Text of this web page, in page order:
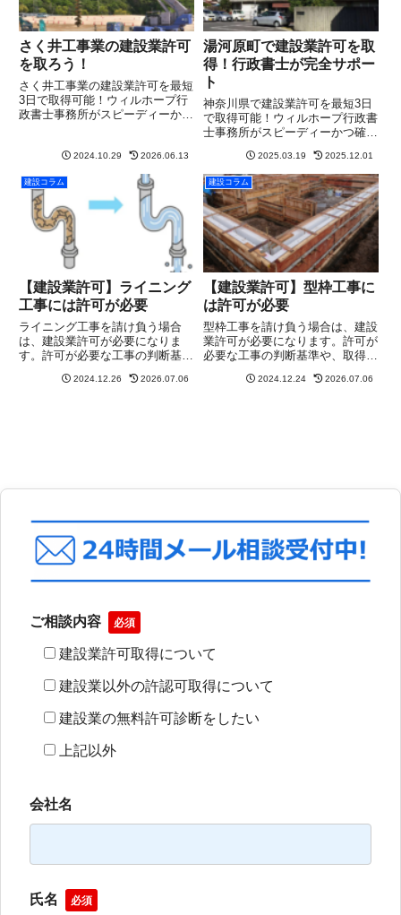
さく井工事業の建設業許可
を取ろう！
さく井工事業の建設業許可を最短
3日で取得可能！ウィルホープ行
政書士事務所がスピーディーかつ
2024.10.29 2026.06.13
湯河原町で建設業許可を取
得！行政書士が完全サポー
ト
神奈川県で建設業許可を最短3日
で取得可能！ウィルホープ行政書
士事務所がスピーディーかつ確実
2025.03.19 2025.12.01
建設コラム
【建設業許可】ライニング
工事には許可が必要
ライニング工事を請け負う場合
は、建設業許可が必要になりま
す。許可が必要な工事の判断基準
ついてわかりやすく解説します。
2024.12.26 2026.07.06
建設コラム
【建設業許可】型枠工事に
は許可が必要
型枠工事を請け負う場合は、建設
業許可が必要になります。許可が
必要な工事の判断基準や、取得に
りやすく解説します。
2024.12.24 2026.07.06
ご相談内容 必須
建設業許可取得について
建設業以外の許認可取得について
建設業の無料許可診断をしたい
上記以外
会社名
氏名 必須